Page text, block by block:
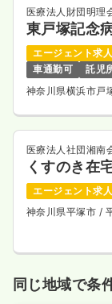
医療法人財団明理
東戸塚記念
エージェント求人
車通勤可
託児
神奈川県横浜市戸
医療法人社団湘南
くすのき在
エージェント求人
神奈川県平塚市 /
同じ地域で条